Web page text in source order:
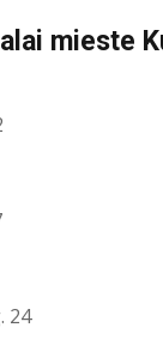
mieste
24